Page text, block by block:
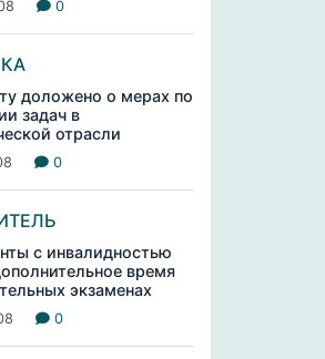
0
доложено о мерах по
задач в
отрасли
0
с инвалидностью
время
экзаменах
0